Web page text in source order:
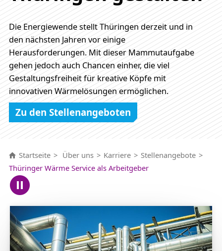
Die Energiewende stellt Thüringen derzeit und in
den nächsten Jahren vor einige
Herausforderungen. Mit dieser Mammutaufgabe
gehen jedoch auch Chancen einher, die viel
Gestaltungsfreiheit für kreative Köpfe mit
innovativen Wärmelösungen ermöglichen.
Zu den Stellenangeboten
Startseite Über uns Karriere
Stellenangebote
Thüringer Wärme Service als Arbeitgeber